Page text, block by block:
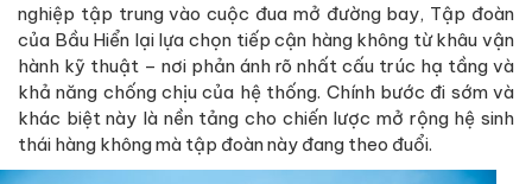
nghiệp tập trung vào cuộc đua mở đường bay, Tập đoàn
của Bầu Hiển lại lựa chọn tiếp cận hàng không từ khâu vận
hành kỹ thuật – nơi phản ánh rõ nhất cấu trúc hạ tầng và
khả năng chống chịu của hệ thống. Chính bước đi sớm và
khác biệt này là nền tảng cho chiến lược mở rộng hệ sinh
thái hàng không mà tập đoàn này đang theo đuổi.